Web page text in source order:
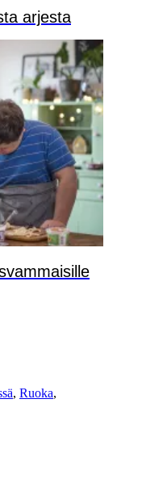
arjesta
, Ruoka,